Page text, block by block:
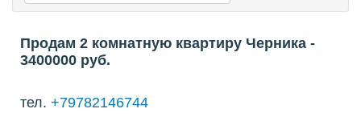
Продам 2 комнатную квартиру Черника -
3400000 руб.
тел. +79782146744